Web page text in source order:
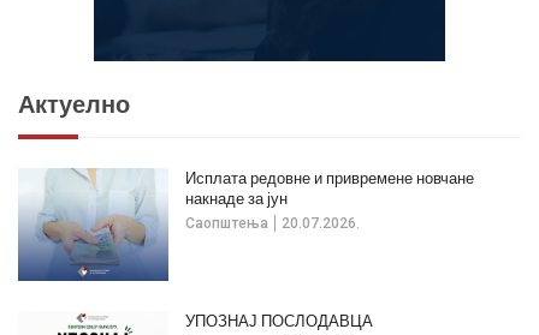
Актуелно
Саопштења 20.07.2026.
Исплата редовне и привремене новчане
накнаде за јун
УПОЗНАЈ ПОСЛОДАВЦА